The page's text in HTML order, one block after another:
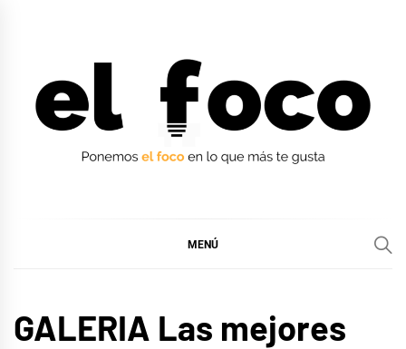
MENÚ
GALERIA Las mejores